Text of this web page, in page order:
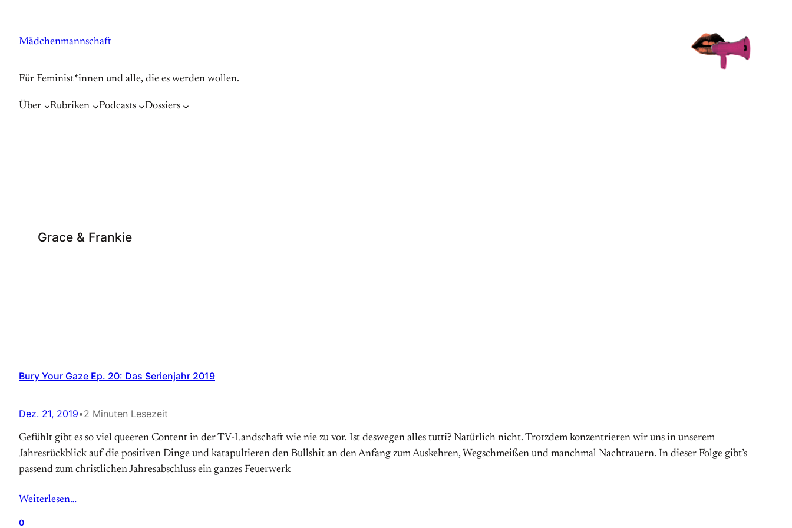
springen
Mädchenmannschaft
Für Feminist*innen und alle, die es werden wollen.
Über Rubriken Podcasts Dossiers
Grace & Frankie
Bury Your Gaze Ep. 20: Das Serienjahr 2019
Dez. 21, 2019•2 Minuten Lesezeit
Gefühlt gibt es so viel queeren Content in der TV-Landschaft wie nie zu vor. Ist deswegen alles tutti? Natürlich nicht. Trotzdem konzentrieren wir uns in unserem
Jahresrückblick auf die positiven Dinge und katapultieren den Bullshit an den Anfang zum Auskehren, Wegschmeißen und manchmal Nachtrauern. In dieser Folge gibt’s
passend zum christlichen Jahresabschluss ein ganzes Feuerwerk
Weiterlesen…
0